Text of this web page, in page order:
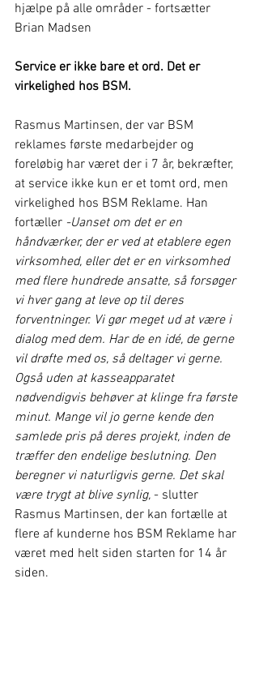
hjælpe på alle områder - fortsætter
Brian Madsen
Service er ikke bare et ord. Det er
virkelighed hos BSM.
Rasmus Martinsen, der var BSM
reklames første medarbejder og
foreløbig har været der i 7 år, bekræfter,
at service ikke kun er et tomt ord, men
virkelighed hos BSM Reklame. Han
fortæller -Uanset om det er en
håndværker, der er ved at etablere egen
virksomhed, eller det er en virksomhed
med flere hundrede ansatte, så forsøger
vi hver gang at leve op til deres
forventninger. Vi gør meget ud at være i
dialog med dem. Har de en idé, de gerne
vil drøfte med os, så deltager vi gerne.
Også uden at kasseapparatet
nødvendigvis behøver at klinge fra første
minut. Mange vil jo gerne kende den
samlede pris på deres projekt, inden de
træffer den endelige beslutning. Den
beregner vi naturligvis gerne. Det skal
være trygt at blive synlig, - slutter
Rasmus Martinsen, der kan fortælle at
flere af kunderne hos BSM Reklame har
været med helt siden starten for 14 år
siden.